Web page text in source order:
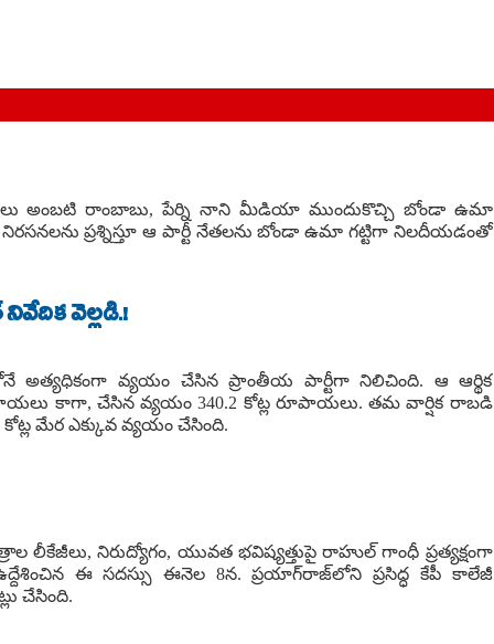
అంబటి రాంబాబు, పేర్ని నాని మీడియా ముందుకొచ్చి బోండా ఉమా
ప్రశ్నిస్తూ ఆ పార్టీ నేతలను బోండా ఉమా గట్టిగా నిలదీయడంతో
వెల్లడి.!
అత్యధికంగా వ్యయం చేసిన ప్రాంతీయ పార్టీగా నిలిచింది. ఆ ఆర్థిక
కాగా, చేసిన వ్యయం 340.2 కోట్ల రూపాయలు. తమ వార్షిక రాబడి
మేర ఎక్కువ వ్యయం చేసింది.
లీకేజీలు, నిరుద్యోగం, యువత భవిష్యత్తుపై రాహుల్ గాంధీ ప్రత్యక్షంగా
ఈ సదస్సు ఈనెల 8న. ప్రయాగ్‌రాజ్‌లోని ప్రసిద్ధ కేపీ కాలేజీ
చేసింది.